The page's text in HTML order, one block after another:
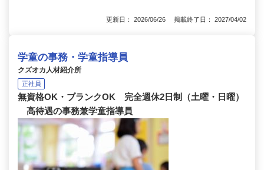
更新日： 2026/06/26 掲載終了日： 2027/04/02
学童の事務・学童指導員
クズオカ人材紹介所
正社員
無資格OK・ブランクOK 完全週休2日制（土曜・日曜）
高待遇の事務兼学童指導員